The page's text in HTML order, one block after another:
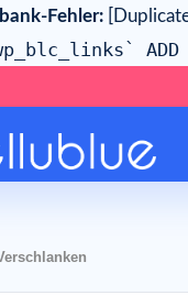
Fehler: